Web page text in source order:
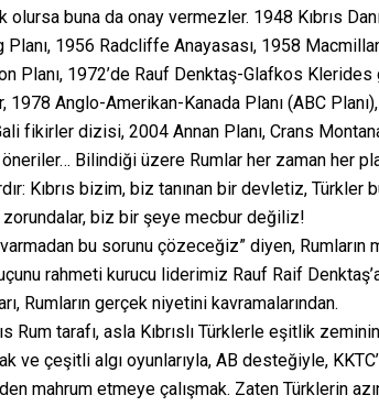
olursa buna da onay vermezler. 1948 Kıbrıs
1956 Radcliffe Anayasası, 1958
Planı, 1972’de Rauf Denktaş-Glafkos
1978 Anglo-Amerikan-Kanada Planı (ABC
fikirler dizisi, 2004 Annan Planı, Crans
Bilindiği üzere Rumlar her zaman her
Kıbrıs bizim, biz tanınan bir devletiz, Türkler
biz bir şeye mecbur değiliz!
bu sorunu çözeceğiz” diyen,
rahmeti kurucu liderimiz Rauf Raif
Rumların gerçek niyetini kavramalarından.
Rum tarafı, asla Kıbrıslı Türklerle eşitlik
ve çeşitli algı oyunlarıyla, AB desteğiyle,
mahrum etmeye çalışmak. Zaten Türklerin